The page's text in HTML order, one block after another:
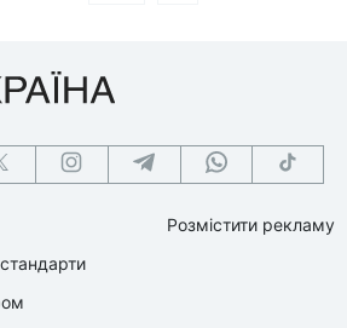
Розмістити рекламу